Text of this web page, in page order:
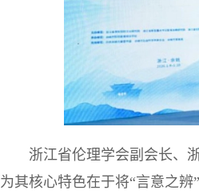
浙江省伦理学会副会长、
为其核心特色在于将“言意之